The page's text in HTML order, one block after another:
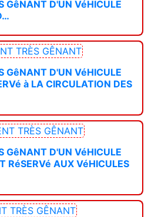
GêNANT D'UN VéHICULE
TRÈS GÊNANT
GêNANT D'UN VéHICULE
à LA CIRCULATION DES
TRÈS GÊNANT
GêNANT D'UN VéHICULE
RéSERVé AUX VéHICULES
TRÈS GÊNANT